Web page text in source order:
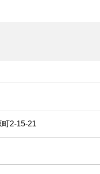
2-15-21